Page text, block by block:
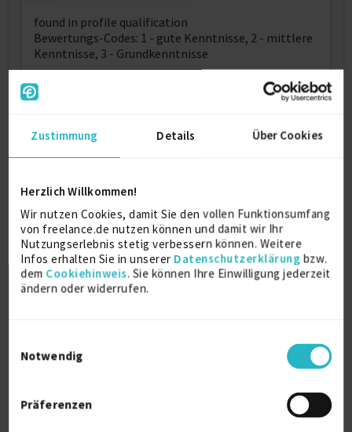
Zustimmung Details Über Cookies
Herzlich Willkommen!
Wir nutzen Cookies, damit Sie den vollen Funktionsumfang
von freelance.de nutzen können und damit wir Ihr
Nutzungserlebnis stetig verbessern können. Weitere
Infos erhalten Sie in unserer Datenschutzerklärung bzw.
dem Cookiehinweis. Sie können Ihre Einwilligung jederzeit
ändern oder widerrufen.
Notwendig
Präferenzen
found in profile qualification
Bewertungs-Codes: 1 - gute Kenntnisse, 2 - mittlere
Kenntnisse, 3 - Grundkenntnisse
Qualifikationen:
IT - Projektmanagement (1), SCRUM (1)
Testengineering (1)
Business Analyse (1)
Technische Analyse u. Design (1)
IT – Architektur (1)
IT – Infrastruktur (2)
Rollout (1)
(Netzwerk, Storage, Servers)
Change Management (1)
Rollout (Release – Einführung) (1)
IT – Projektportfoliomanagement (2)
Personalführung (1), Personalmanagement (2)
IT – Organisation konzipieren und umsetzen (2)